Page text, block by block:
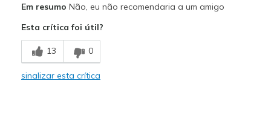
Poor Cushioning
Width
Feels too narrow
Sizing
Feels full size too small
Em resumo Não, eu não recomendaria a um amigo
Esta crítica foi útil?
13 0
sinalizar esta crítica